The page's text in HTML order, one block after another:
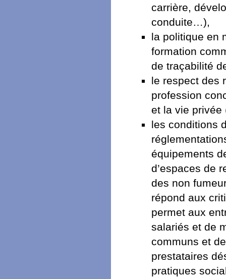
carrière,
conduite…),
la politique en
formation
de traçabilité
le respect des
profession
et la vie privée
les conditions
équipements
d’espaces de
des non
répond aux
permet aux
salariés et de
communs et
prestataires
pratiques